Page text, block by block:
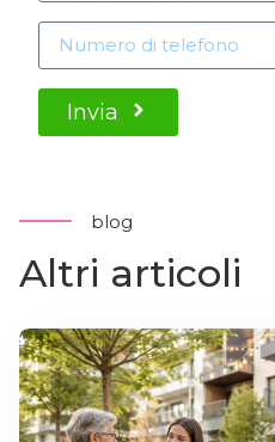
Invia
blog
Altri articoli